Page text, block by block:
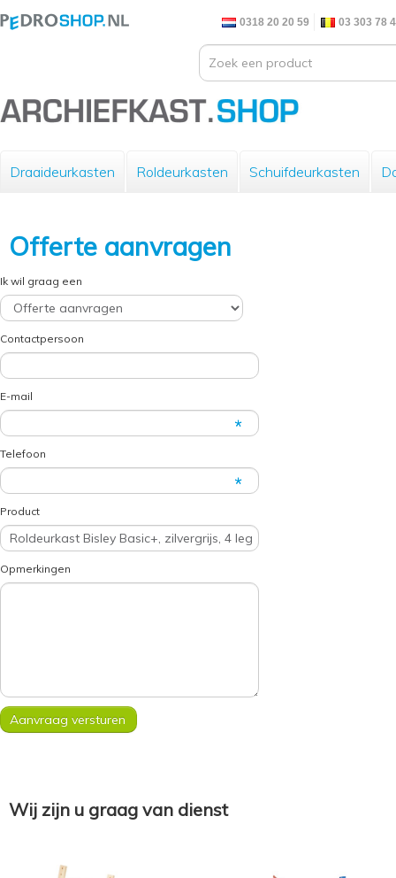
0318 20 20 59 03 303 78
Draaideurkasten Roldeurkasten Schuifdeurkasten
Offerte aanvragen
Ik wil graag een
Contactpersoon
E-mail
Telefoon
Product
Opmerkingen
Wij zijn u graag van dienst